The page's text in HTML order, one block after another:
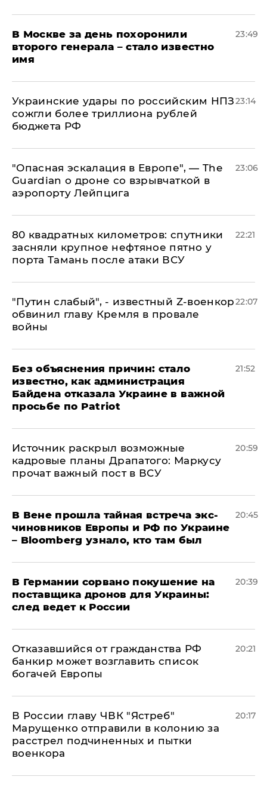
В Москве за день похоронили
второго генерала – стало известно
имя
23:49
Украинские удары по российским НПЗ
сожгли более триллиона рублей
бюджета РФ
23:14
"Опасная эскалация в Европе", — The
Guardian о дроне со взрывчаткой в
аэропорту Лейпцига
23:06
80 квадратных километров: спутники
засняли крупное нефтяное пятно у
порта Тамань после атаки ВСУ
22:21
​"Путин слабый", - известный Z-военкор
обвинил главу Кремля в провале
войны
22:07
Без объяснения причин: стало
известно, как администрация
Байдена отказала Украине в важной
просьбе по Patriot
21:52
​Источник раскрыл возможные
кадровые планы Драпатого: Маркусу
прочат важный пост в ВСУ
20:59
В Вене прошла тайная встреча экс-
чиновников Европы и РФ по Украине
– Bloomberg узнало, кто там был
20:45
​В Германии сорвано покушение на
поставщика дронов для Украины:
след ведет к России
20:39
Отказавшийся от гражданства РФ
банкир может возглавить список
богачей Европы
20:21
В России главу ЧВК "Ястреб"
Марущенко отправили в колонию за
расстрел подчиненных и пытки
военкора
20:17